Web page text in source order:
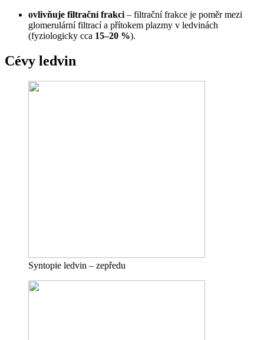
ovlivňuje filtrační frakci – filtrační frakce je poměr mezi
glomerulární filtrací a přítokem plazmy v ledvinách
(fyziologicky cca 15–20 %).
Cévy ledvin
Syntopie ledvin – zepředu